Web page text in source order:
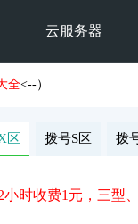
云服务器
全<--）
区 拨号S区 拨
时收费1元，三型